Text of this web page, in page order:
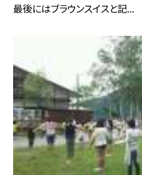
最後にはブラウンスイスと記...